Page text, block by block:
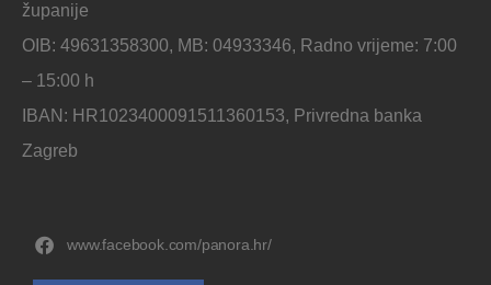
županije
OIB: 49631358300, MB: 04933346, Radno vrijeme: 7:00
– 15:00 h
IBAN: HR1023400091511360153, Privredna banka
Zagreb
www.facebook.com/panora.hr/